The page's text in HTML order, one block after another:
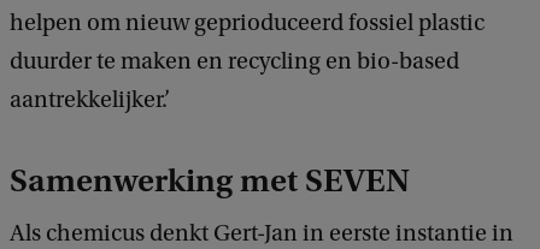
helpen om nieuw geprioduceerd fossiel plastic
duurder te maken en recycling en bio-based
aantrekkelijker.’
Samenwerking met SEVEN
Als chemicus denkt Gert-Jan in eerste instantie in